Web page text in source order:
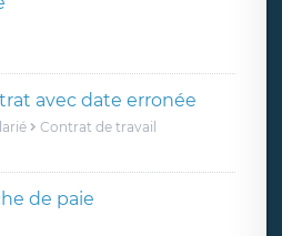
avec date erronée
Contrat de travail
de paie